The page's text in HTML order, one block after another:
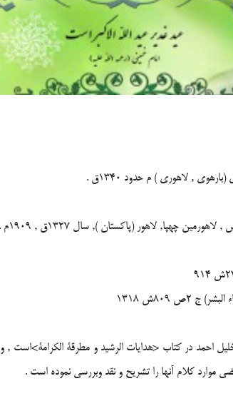
, لاهورى ) م حدود 1340ق .
چهپا, لاهور (پاكستان ), سال 1327ق , 1909م .
809ش 1318
احمد در كتاب <هدايات الرشيد و مطرقة الكرامة>است ,
موارد كلام آنها را تشريح و نقد وبررسى نموده است .